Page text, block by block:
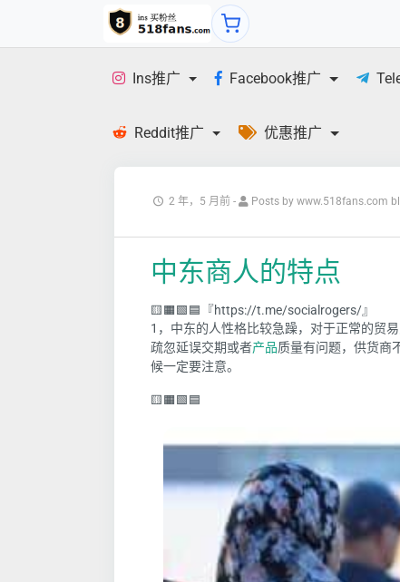
Ins推广 Facebook推广
Reddit推广 优惠推广
2 年，5 月前 - Posts by www.518fans.com
中东商人的特点
🟨🟧🟩🟦『https://t.me/socialrogers/』
1，中东的人性格比较急躁，对于正常的贸易
疏忽延误交期或者产品质量有问题，供货商
候一定要注意。
🟨🟧🟩🟦